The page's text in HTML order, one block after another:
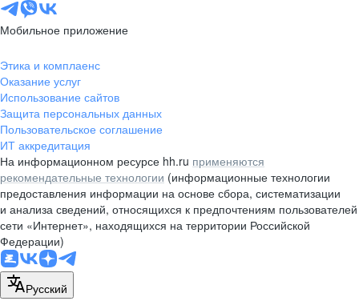
Мобильное приложение
Этика и комплаенс
Оказание услуг
Использование сайтов
Защита персональных данных
Пользовательское соглашение
ИТ аккредитация
На информационном ресурсе hh.ru применяются
рекомендательные технологии (информационные технологии
предоставления информации на основе сбора, систематизации
и анализа сведений, относящихся к предпочтениям пользователей
сети «Интернет», находящихся на территории Российской
Федерации)
Русский